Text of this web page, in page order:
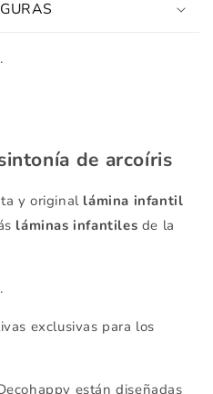
de arcoíris
y original lámina infantil
láminas infantiles de la
exclusivas para los
están diseñadas